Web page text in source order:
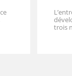
trois